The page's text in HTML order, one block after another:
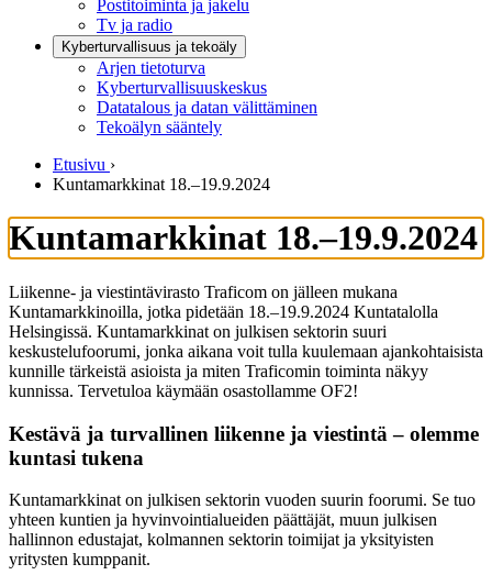
Postitoiminta ja jakelu
Tv ja radio
Kyberturvallisuus ja tekoäly
Arjen tietoturva
Kyberturvallisuuskeskus
Datatalous ja datan välittäminen
Tekoälyn sääntely
Etusivu ›
Kuntamarkkinat 18.–19.9.2024
Kuntamarkkinat 18.–19.9.2024
Liikenne- ja viestintävirasto Traficom on jälleen mukana
Kuntamarkkinoilla, jotka pidetään 18.–19.9.2024 Kuntatalolla
Helsingissä. Kuntamarkkinat on julkisen sektorin suuri
keskustelufoorumi, jonka aikana voit tulla kuulemaan ajankohtaisista
kunnille tärkeistä asioista ja miten Traficomin toiminta näkyy
kunnissa. Tervetuloa käymään osastollamme OF2!
Kestävä ja turvallinen liikenne ja viestintä – olemme
kuntasi tukena
Kuntamarkkinat on julkisen sektorin vuoden suurin foorumi. Se tuo
yhteen kuntien ja hyvinvointialueiden päättäjät, muun julkisen
hallinnon edustajat, kolmannen sektorin toimijat ja yksityisten
yritysten kumppanit.